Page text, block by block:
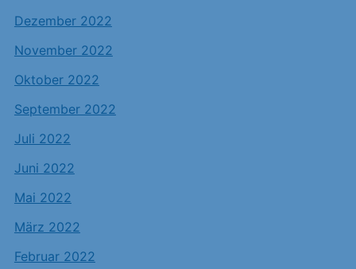
Dezember 2022
November 2022
Oktober 2022
September 2022
Juli 2022
Juni 2022
Mai 2022
März 2022
Februar 2022